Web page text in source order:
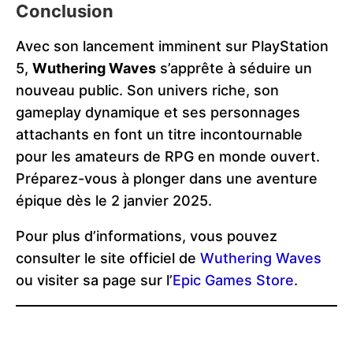
Conclusion
Avec son lancement imminent sur PlayStation
5, Wuthering Waves s’apprête à séduire un
nouveau public. Son univers riche, son
gameplay dynamique et ses personnages
attachants en font un titre incontournable
pour les amateurs de RPG en monde ouvert.
Préparez-vous à plonger dans une aventure
épique dès le 2 janvier 2025.
Pour plus d’informations, vous pouvez
consulter le site officiel de Wuthering Waves
ou visiter sa page sur l’Epic Games Store.